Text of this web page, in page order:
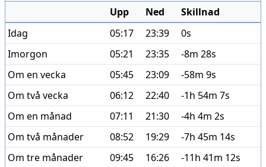
Upp Ned
Skillnad
Idag
05:17 23:39
0s
Imorgon
05:21 23:35
-8m 28s
Om en vecka
05:45 23:09
-58m 9s
Om två vecka
06:12 22:40
-1h 54m 7s
Om en månad
07:11 21:30
-4h 4m 2s
Om två månader
08:52 19:29
-7h 45m 14s
Om tre månader
09:45 16:26 -11h 41m 12s